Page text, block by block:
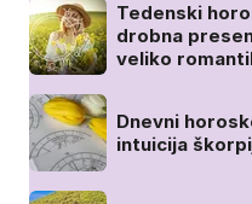
Tedenski
drobna
veliko
Dnevni
intuicija